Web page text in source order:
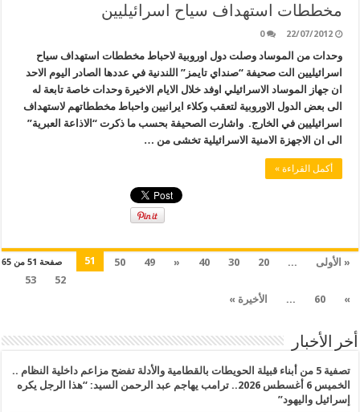
مخططات استهداف سياح اسرائيليين
22/07/2012
0
وحدات من الموساد وصلت دول اوروبية لاحباط مخططات استهداف سياح
اسرائيليين الت صحيفة “صنداي تايمز” اللندنية في عددها الصادر اليوم الاحد
ان جهاز الموساد الاسرائيلي اوفد خلال الايام الاخيرة وحدات خاصة تابعة له
الى بعض الدول الاوروبية لتعقب وكلاء ايرانيين واحباط مخططاتهم لاستهداف
اسرائيليين في الخارج. واشارت الصحيفة بحسب ما ذكرت “الاذاعة العبرية”
الى ان الاجهزة الامنية الاسرائيلية تخشى من …
أكمل القراءة »
صفحة 51 من 65 « الأولى ...
20
30
40
«
49
50
51
52
53
»
60
... الأخيرة »
أخر الأخبار
تصفية 5 من أبناء قبيلة الحويطات بالقطامية والأدلة تفضح مزاعم داخلية النظام ..
الخميس 6 أغسطس 2026.. ترامب يهاجم عبد الرحمن السيد: “هذا الرجل يكره
إسرائيل واليهود”